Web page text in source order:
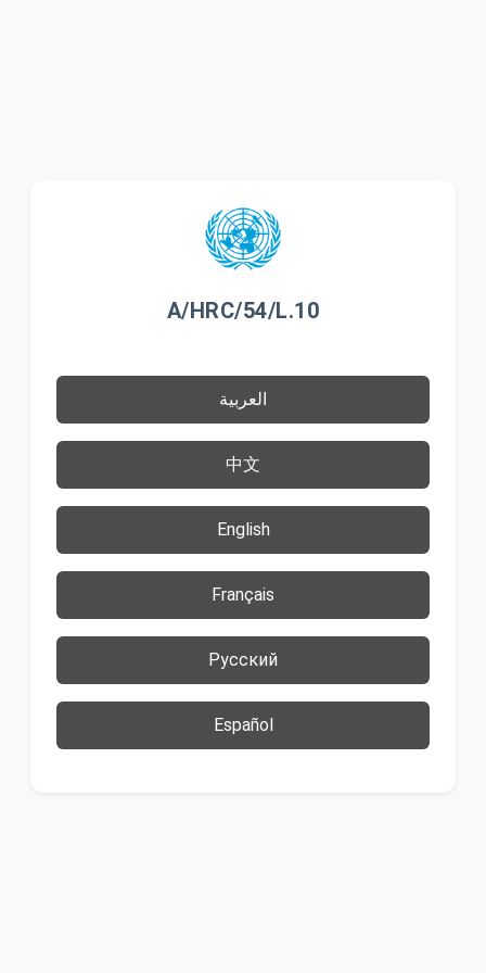
A/HRC/54/L.10
العربية
中文
English
Français
Русский
Español